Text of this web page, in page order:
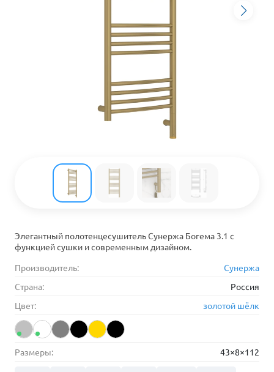
Элегантный полотенцесушитель Сунержа Богема 3.1 с
функцией сушки и современным дизайном.
Производитель:
Сунержа
Страна:
Россия
Цвет:
золотой шёлк
Размеры: 43×8×112